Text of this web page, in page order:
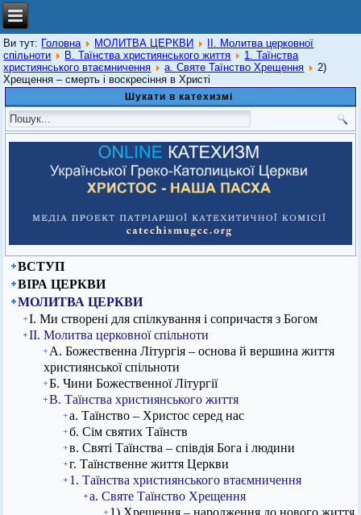
Ви тут: Головна МОЛИТВА ЦЕРКВИ
ІІ. Молитва церковної
спільноти
В. Таїнства християнського життя
1. Таїнства
християнського втаємничення
а. Святе Таїнство Хрещення
2)
Хрещення – смерть і воскресіння в Христі
Шукати в катехизмі
ВСТУП
ВІРА ЦЕРКВИ
МОЛИТВА ЦЕРКВИ
І. Ми створені для спілкування і сопричастя з Богом
ІІ. Молитва церковної спільноти
А. Божественна Літургія – основа й вершина життя
християнської спільноти
Б. Чини Божественної Літургії
В. Таїнства християнського життя
а. Таїнство – Христос серед нас
б. Сім святих Таїнств
в. Святі Таїнства – співдія Бога і людини
г. Таїнственне життя Церкви
1. Таїнства християнського втаємничення
а. Святе Таїнство Хрещення
1) Хрещення – народження до нового життя